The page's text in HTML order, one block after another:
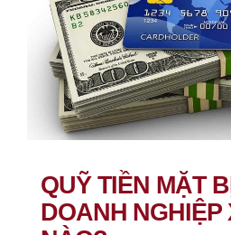
QUỸ TIỀN MẶT
DOANH NGHIỆP